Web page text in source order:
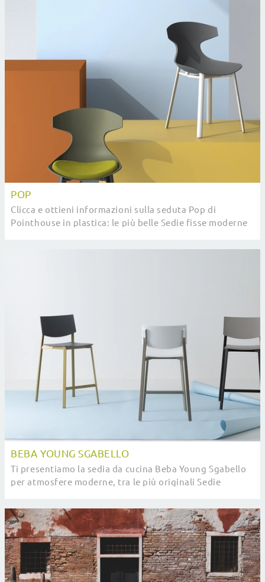
POP
Clicca e ottieni informazioni sulla seduta Pop di
Pointhouse in plastica: le più belle Sedie fisse moderne
BEBA YOUNG SGABELLO
Ti presentiamo la sedia da cucina Beba Young Sgabello
per atmosfere moderne, tra le più originali Sedie